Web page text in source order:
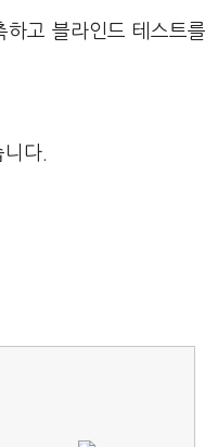
고 블라인드 테스트를
다.